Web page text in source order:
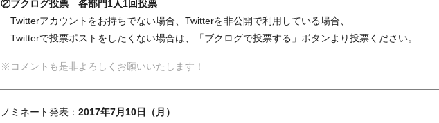
②ブクログ投票 各部門1人1回投票
Twitterアカウントをお持ちでない場合、Twitterを非公開で利用している場合、
Twitterで投票ポストをしたくない場合は、「ブクログで投票する」ボタンより投票ください。
※コメントも是非よろしくお願いいたします！
ノミネート発表： 2017年7月10日（月）